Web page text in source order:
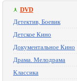
DVD
Детектив, Боевик
Детское Кино
Документальное Кино
Драма. Мелодрама
Классика